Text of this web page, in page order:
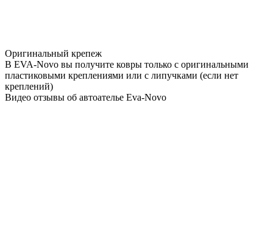
Оригинальный крепеж
В EVA-Novo вы получите ковры только с оригинальными
пластиковыми креплениями или с липучками (если нет
креплений)
Видео отзывы об автоателье Eva-Novo